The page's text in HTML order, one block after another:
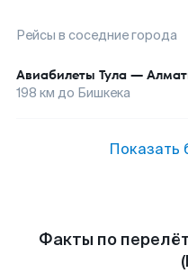
Рейсы в соседние города
Авиабилеты Тула —
198 км до Бишкека
Показать
Факты по